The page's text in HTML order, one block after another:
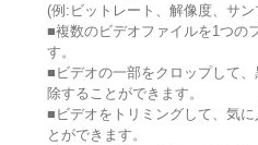
(例:ビットレート、解像度、サ
■複数のビデオファイルを1つの
す。
■ビデオの一部をクロップして
除することができます。
■ビデオをトリミングして、気
とができます。